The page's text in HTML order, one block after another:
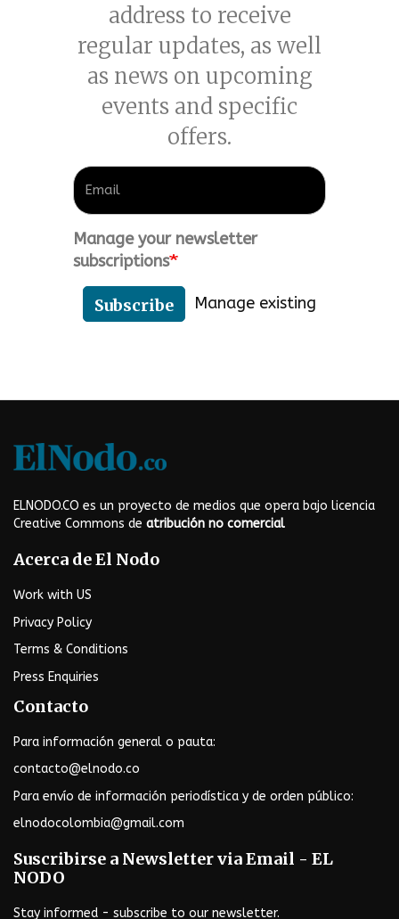
address to receive
regular updates, as well
as news on upcoming
events and specific
offers.
Manage your newsletter
subscriptions
Subscribe Manage existing
ELNODO.CO es un proyecto de medios que opera bajo licencia
Creative Commons de atribución no comercial
Acerca de El Nodo
Work with US
Privacy Policy
Terms & Conditions
Press Enquiries
Contacto
Para información general o pauta:
contacto@elnodo.co
Para envío de información periodística y de orden público:
elnodocolombia@gmail.com
Suscribirse a Newsletter via Email - EL
NODO
Stay informed - subscribe to our newsletter.